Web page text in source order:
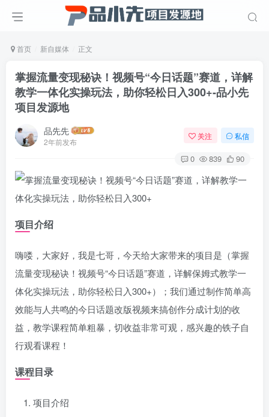
首页 新自媒体 正文
掌握流量变现秘诀！视频号“今日话题”赛道，详解
教学一体化实操玩法，助你轻松日入300+-品小先
项目发源地
品先先
2年前发布
关注 私信
0 839 90
项目介绍
嗨喽，大家好，我是七哥，今天给大家带来的项目是（掌握
流量变现秘诀！视频号“今日话题”赛道，详解保姆式教学一
体化实操玩法，助你轻松日入300+）；我们通过制作简单高
效能与人共鸣的今日话题改版视频来搞创作分成计划的收
益，教学课程简单粗暴，切收益非常可观，感兴趣的铁子自
行观看课程！
课程目录
项目介绍